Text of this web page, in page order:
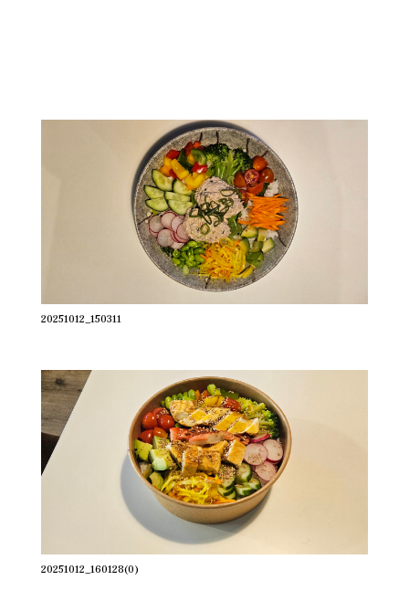
20251012_150311
20251012_160128(0)